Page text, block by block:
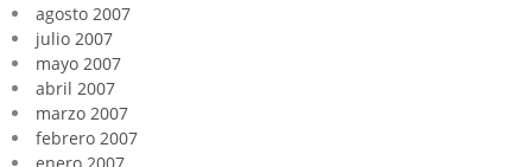
agosto 2007
julio 2007
mayo 2007
abril 2007
marzo 2007
febrero 2007